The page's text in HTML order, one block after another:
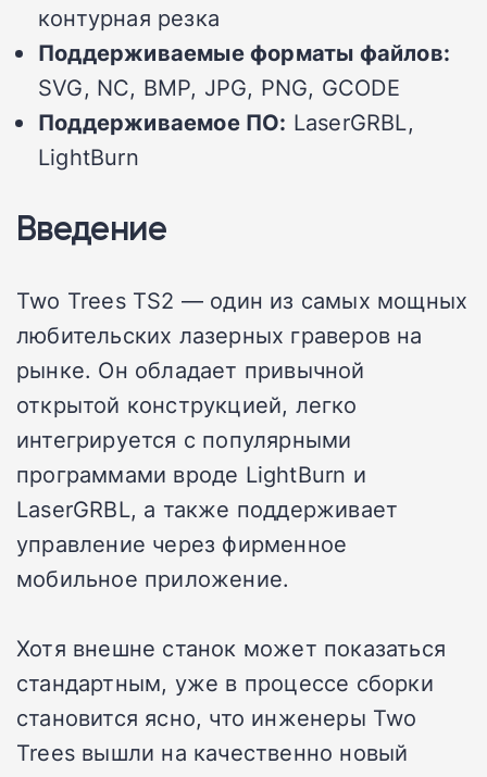
контурная резка
Поддерживаемые форматы файлов:
SVG, NC, BMP, JPG, PNG, GCODE
Поддерживаемое ПО: LaserGRBL,
LightBurn
Введение
Two Trees TS2 — один из самых мощных
любительских лазерных граверов на
рынке. Он обладает привычной
открытой конструкцией, легко
интегрируется с популярными
программами вроде LightBurn и
LaserGRBL, а также поддерживает
управление через фирменное
мобильное приложение.
Хотя внешне станок может показаться
стандартным, уже в процессе сборки
становится ясно, что инженеры Two
Trees вышли на качественно новый